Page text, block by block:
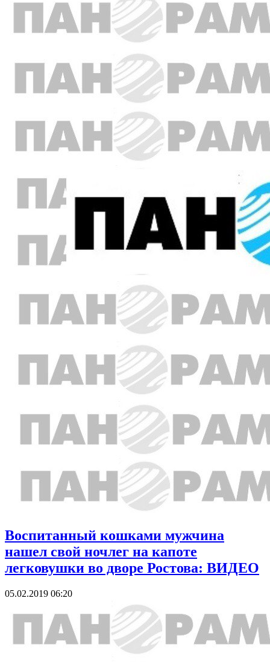
Воспитанный кошками мужчина
нашел свой ночлег на капоте
легковушки во дворе Ростова: ВИДЕО
05.02.2019 06:20